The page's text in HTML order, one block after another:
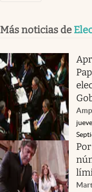
Más noticias de